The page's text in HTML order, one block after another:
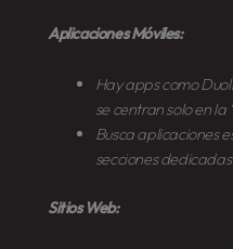
Aplicaciones Móviles:
Hay apps como
se centran solo en la
Busca aplicaciones
secciones
Sitios Web: